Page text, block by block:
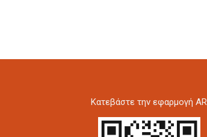
Kατεβάστε την εφαρμογή AR